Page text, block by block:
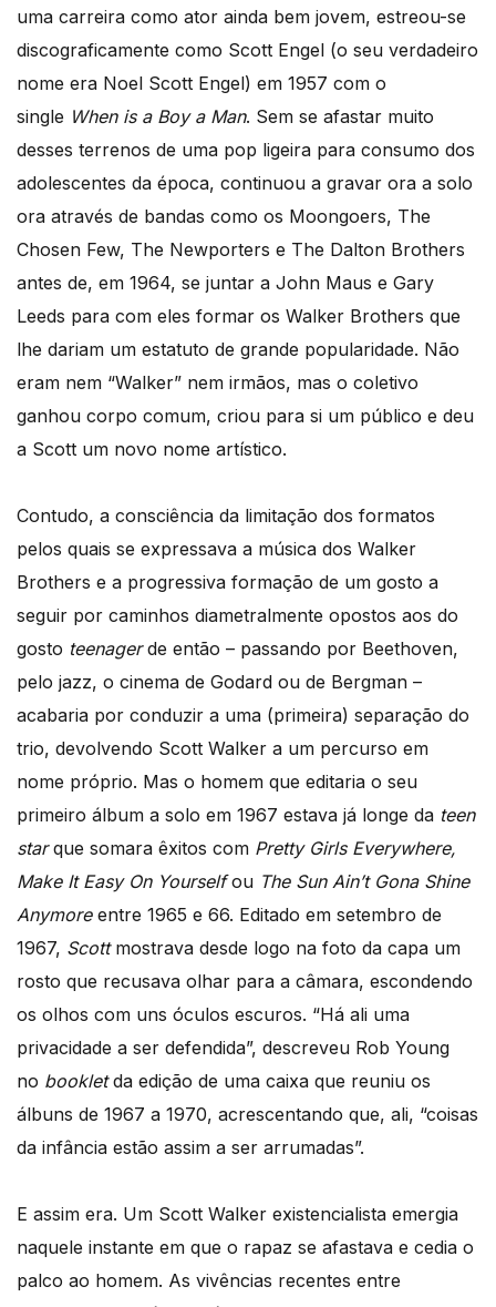
uma carreira como ator ainda bem jovem, estreou-se
discograficamente como Scott Engel (o seu verdadeiro
nome era Noel Scott Engel) em 1957 com o
single When is a Boy a Man. Sem se afastar muito
desses terrenos de uma pop ligeira para consumo dos
adolescentes da época, continuou a gravar ora a solo
ora através de bandas como os Moongoers, The
Chosen Few, The Newporters e The Dalton Brothers
antes de, em 1964, se juntar a John Maus e Gary
Leeds para com eles formar os Walker Brothers que
lhe dariam um estatuto de grande popularidade. Não
eram nem “Walker” nem irmãos, mas o coletivo
ganhou corpo comum, criou para si um público e deu
a Scott um novo nome artístico.
Contudo, a consciência da limitação dos formatos
pelos quais se expressava a música dos Walker
Brothers e a progressiva formação de um gosto a
seguir por caminhos diametralmente opostos aos do
gosto teenagerde então – passando por Beethoven,
pelo jazz, o cinema de Godard ou de Bergman –
acabaria por conduzir a uma (primeira) separação do
trio, devolvendo Scott Walker a um percurso em
nome próprio. Mas o homem que editaria o seu
primeiro álbum a solo em 1967 estava já longe da teen
starque somara êxitos com Pretty Girls Everywhere,
Make It Easy On Yourselfou The Sun Ain’t Gona Shine
Anymoreentre 1965 e 66. Editado em setembro de
1967, Scottmostrava desde logo na foto da capa um
rosto que recusava olhar para a câmara, escondendo
os olhos com uns óculos escuros. “Há ali uma
privacidade a ser defendida”, descreveu Rob Young
no bookletda edição de uma caixa que reuniu os
álbuns de 1967 a 1970, acrescentando que, ali, “coisas
da infância estão assim a ser arrumadas”.
E assim era. Um Scott Walker existencialista emergia
naquele instante em que o rapaz se afastava e cedia o
palco ao homem. As vivências recentes entre